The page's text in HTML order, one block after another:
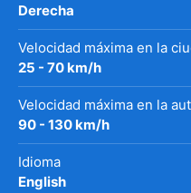
Derecha
Velocidad máxima en la
25 - 70 km/h
Velocidad máxima en la
90 - 130 km/h
Idioma
English